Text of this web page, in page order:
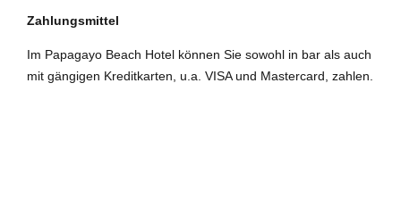
Zahlungsmittel
Im Papagayo Beach Hotel können Sie sowohl in bar als auch
mit gängigen Kreditkarten, u.a. VISA und Mastercard, zahlen.